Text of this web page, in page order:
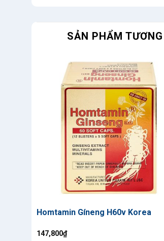
SẢN PHẨM
Homtamin Gíneng H60v Korea
147,800₫